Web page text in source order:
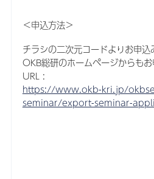
＜申込方法＞
チラシの二次元コードよりお申込
OKB総研のホームページからもお
URL :
https://www.okb-kri.jp/
seminar/export-seminar-